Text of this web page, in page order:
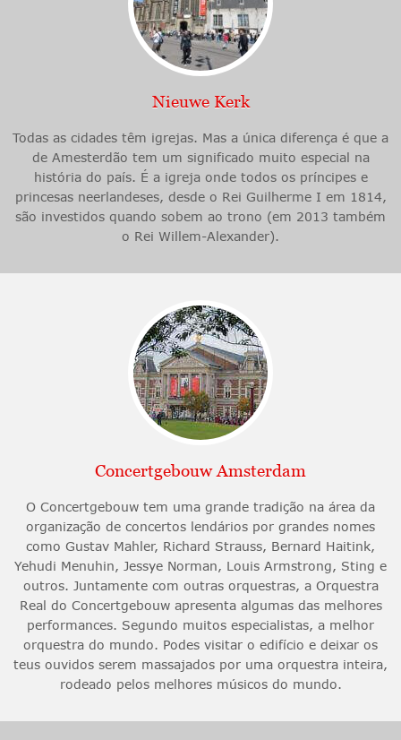
Nieuwe Kerk
Todas as cidades têm igrejas. Mas a única diferença é que a
de Amesterdão tem um significado muito especial na
história do país. É a igreja onde todos os príncipes e
princesas neerlandeses, desde o Rei Guilherme I em 1814,
são investidos quando sobem ao trono (em 2013 também
o Rei Willem-Alexander).
Concertgebouw Amsterdam
O Concertgebouw tem uma grande tradição na área da
organização de concertos lendários por grandes nomes
como Gustav Mahler, Richard Strauss, Bernard Haitink,
Yehudi Menuhin, Jessye Norman, Louis Armstrong, Sting e
outros. Juntamente com outras orquestras, a Orquestra
Real do Concertgebouw apresenta algumas das melhores
performances. Segundo muitos especialistas, a melhor
orquestra do mundo. Podes visitar o edifício e deixar os
teus ouvidos serem massajados por uma orquestra inteira,
rodeado pelos melhores músicos do mundo.